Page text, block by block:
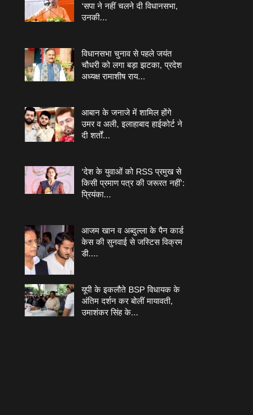
‘सपा ने नहीं चलने दी विधानसभा,
उनकी...
विधानसभा चुनाव से पहले जयंत
चौधरी को लगा बड़ा झटका, प्रदेश
अध्यक्ष रामाशीष राय...
आबान के जनाजे में शामिल होंगे
उमर व अली, इलाहाबाद हाईकोर्ट ने
दी शर्तों...
‘देश के युवाओं को RSS प्रमुख से
किसी प्रमाण पत्र की जरूरत नहीं’:
प्रियंका...
आजम खान व अब्दुल्ला के पैन कार्ड
केस की सुनवाई से जस्टिस विक्रम
डी....
यूपी के इकलौते BSP विधायक के
अंतिम दर्शन कर बोलीं मायावती,
उमाशंकर सिंह के...